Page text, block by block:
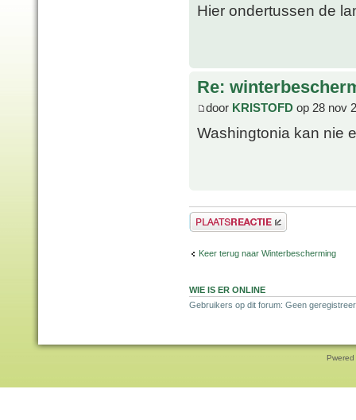
Hier ondertussen de
Re:
door KRISTOFD op 28 nov
Washingtonia kan nie
Plaats een reactie
Keer terug naar Winterbescherming
WIE IS ER ONLINE
Gebruikers op dit forum: Geen